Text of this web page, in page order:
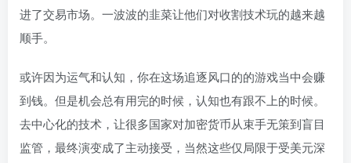
进了交易市场。一波波的韭菜让他们对收割技术玩的越来越
顺手。
或许因为运气和认知，你在这场追逐风口的的游戏当中会赚
到钱。但是机会总有用完的时候，认知也有跟不上的时候。
去中心化的技术，让很多国家对加密货币从束手无策到盲目
监管，最终演变成了主动接受，当然这些仅局限于受美元深